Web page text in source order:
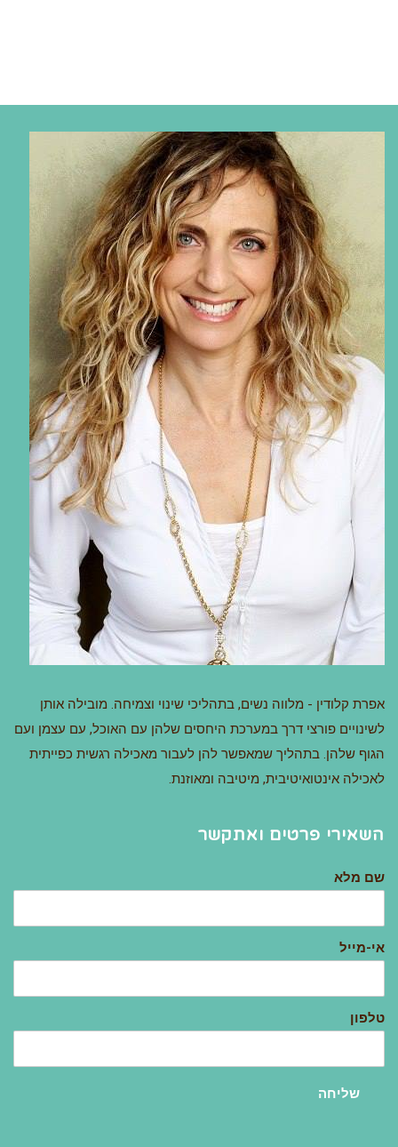
אפרת קלודין - מלווה נשים, בתהליכי שינוי וצמיחה. מובילה אותן
לשינויים פורצי דרך במערכת היחסים שלהן עם האוכל, עם עצמן ועם
הגוף שלהן. בתהליך שמאפשר להן לעבור מאכילה רגשית כפייתית
לאכילה אינטואיטיבית, מיטיבה ומאוזנת.
השאירי פרטים ואתקשר
שם מלא
אי-מייל
טלפון
שליחה